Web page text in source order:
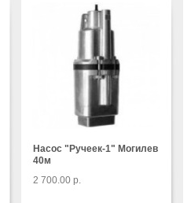
Насос "Ручеек-1" Могилев
40м
2 700.00 р.